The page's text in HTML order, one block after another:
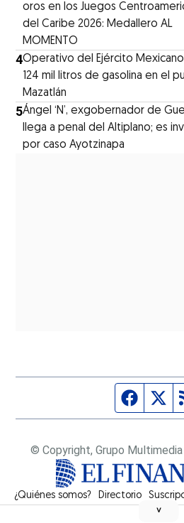
oros en los Juegos
del Caribe 2026: Medallero AL
MOMENTO
4Operativo del Ejército
124 mil litros de gasolina en el
Mazatlán
5Ángel ‘N’, exgobernador de
llega a penal del Altiplano; es
por caso Ayotzinapa
Página
© Copyright, Grupo Multimedia
¿Quiénes somos? Directorio
˅